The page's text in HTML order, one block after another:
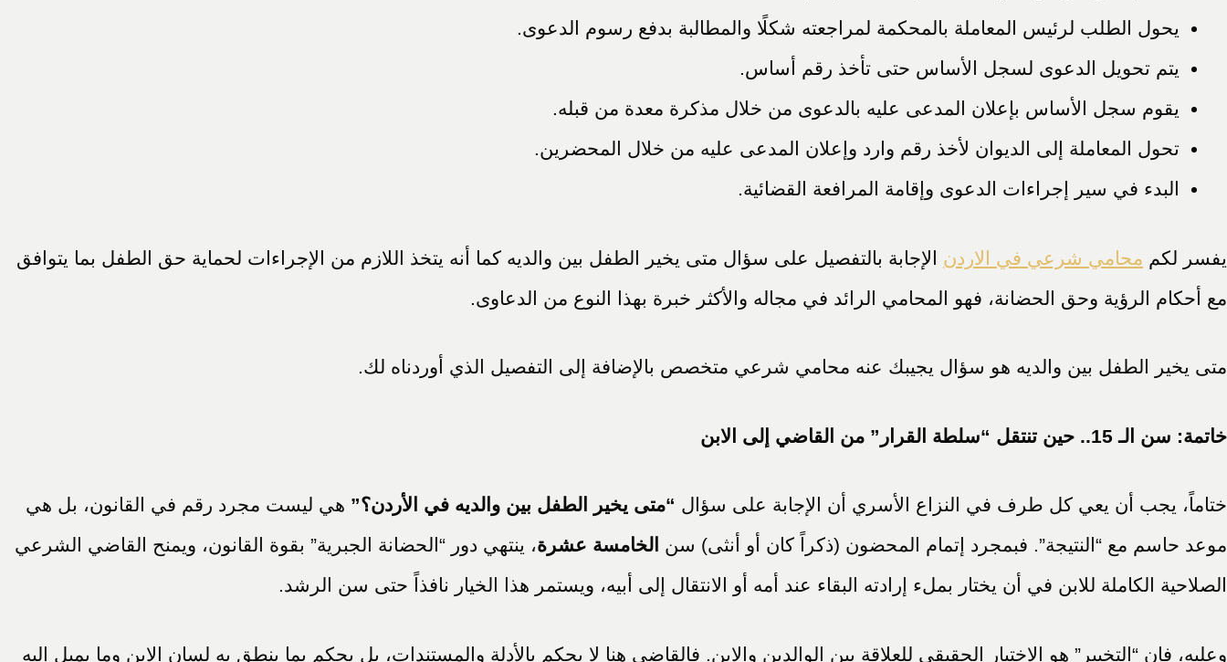
يحول الطلب لرئيس المعاملة بالمحكمة لمراجعته شكلًا والمطالبة بدفع رسوم الدعوى.
يتم تحويل الدعوى لسجل الأساس حتى تأخذ رقم أساس.
يقوم سجل الأساس بإعلان المدعى عليه بالدعوى من خلال مذكرة معدة من قبله.
تحول المعاملة إلى الديوان لأخذ رقم وارد وإعلان المدعى عليه من خلال المحضرين.
البدء في سير إجراءات الدعوى وإقامة المرافعة القضائية.
يفسر لكم محامي شرعي في الاردن الإجابة بالتفصيل على سؤال متى يخير الطفل بين والديه كما أنه يتخذ اللازم من الإجراءات لحماية حق الطفل بما يتوافق
مع أحكام الرؤية وحق الحضانة، فهو المحامي الرائد في مجاله والأكثر خبرة بهذا النوع من الدعاوى.
متى يخير الطفل بين والديه هو سؤال يجيبك عنه محامي شرعي متخصص بالإضافة إلى التفصيل الذي أوردناه لك.
خاتمة: سن الـ 15.. حين تنتقل “سلطة القرار” من القاضي إلى الابن
ختاماً، يجب أن يعي كل طرف في النزاع الأسري أن الإجابة على سؤال “متى يخير الطفل بين والديه في الأردن؟” هي ليست مجرد رقم في القانون، بل هي
موعد حاسم مع “النتيجة”. فبمجرد إتمام المحضون (ذكراً كان أو أنثى) سن الخامسة عشرة، ينتهي دور “الحضانة الجبرية” بقوة القانون، ويمنح القاضي الشرعي
الصلاحية الكاملة للابن في أن يختار بملء إرادته البقاء عند أمه أو الانتقال إلى أبيه، ويستمر هذا الخيار نافذاً حتى سن الرشد.
وعليه، فإن “التخيير” هو الاختبار الحقيقي للعلاقة بين الوالدين والابن. فالقاضي هنا لا يحكم بالأدلة والمستندات، بل يحكم بما ينطق به لسان الابن وما يميل إليه